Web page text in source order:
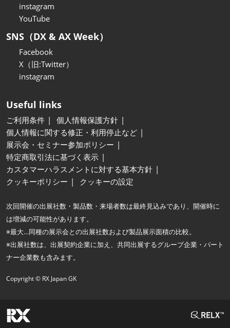
instagram
YouTube
SNS（DX & AX Week）
Facebook
X（旧:Twitter）
instagram
Useful links
ご利用条件
個人情報保護方針
個人情報に関する修正・利用停止など
展示会・セミナー参加ポリシー
特定商取引法に基づく表示
カスタマーハラスメントに対する基本方針
クッキーポリシー
クッキーの設定
次回開催の出展社数・製品数・来場者数は最終見込みであり、開催時に
は増減の可能性があります。
※最大…同種の展示会との出展社数および製品展示面積の比較。
※出展社数は、出展契約企業に加え、共同出展するグループ企業・パート
ナー企業数も含みます。
Copyright © RX Japan GK